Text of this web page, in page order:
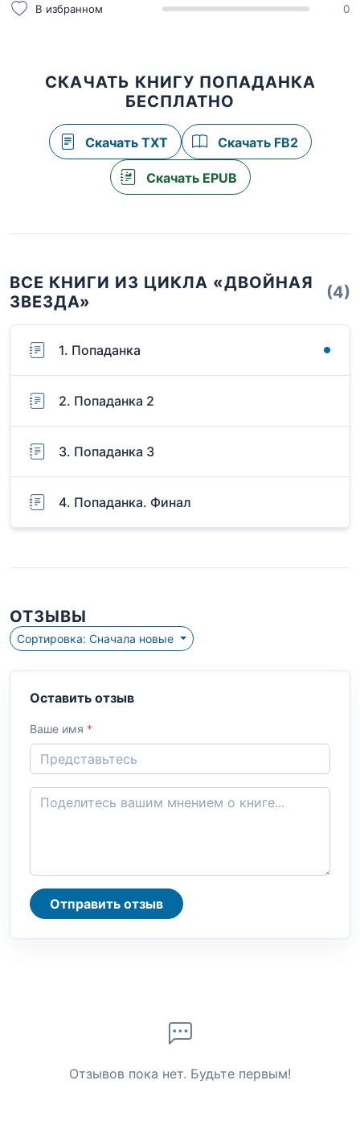
В избранном 0
СКАЧАТЬ КНИГУ ПОПАДАНКА
БЕСПЛАТНО
Скачать TXT Скачать FB2
Скачать EPUB
ВСЕ КНИГИ ИЗ ЦИКЛА «ДВОЙНАЯ
ЗВЕЗДА»
(4)
1. Попаданка
2. Попаданка 2
3. Попаданка 3
4. Попаданка. Финал
ОТЗЫВЫ
Сортировка: Сначала новые
Оставить отзыв
Ваше имя *
Отправить отзыв
Отзывов пока нет. Будьте первым!